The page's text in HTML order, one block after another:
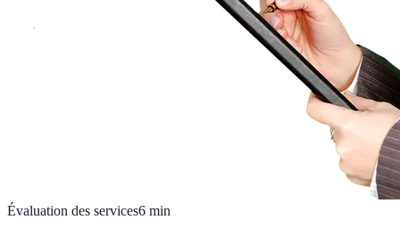
Évaluation des services6 min